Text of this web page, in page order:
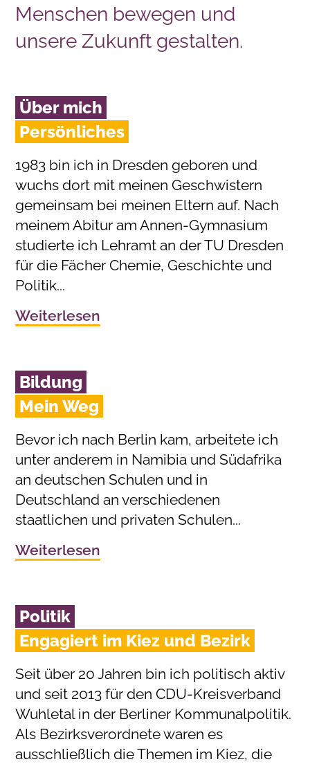
Menschen bewegen und
unsere Zukunft gestalten.
Über mich
Persönliches
1983 bin ich in Dresden geboren und
wuchs dort mit meinen Geschwistern
gemeinsam bei meinen Eltern auf. Nach
meinem Abitur am Annen-Gymnasium
studierte ich Lehramt an der TU Dresden
für die Fächer Chemie, Geschichte und
Politik...
Weiterlesen
Bildung
Mein Weg
Bevor ich nach Berlin kam, arbeitete ich
unter anderem in Namibia und Südafrika
an deutschen Schulen und in
Deutschland an verschiedenen
staatlichen und privaten Schulen...
Weiterlesen
Politik
Engagiert im Kiez und Bezirk
Seit über 20 Jahren bin ich politisch aktiv
und seit 2013 für den CDU-Kreisverband
Wuhletal in der Berliner Kommunalpolitik.
Als Bezirksverordnete waren es
ausschließlich die Themen im Kiez, die